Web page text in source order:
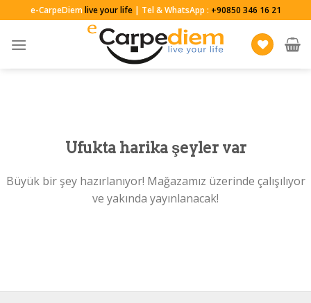
to
content
e-CarpeDiemlive your life| Tel & WhatsApp : +90850 346 16 21
Ufukta harika şeyler var
Büyük bir şey hazırlanıyor! Mağazamız üzerinde çalışılıyor
ve yakında yayınlanacak!